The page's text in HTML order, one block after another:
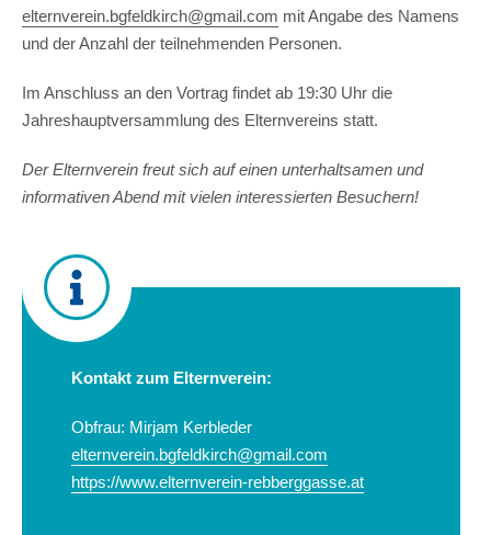
elternverein.bgfeldkirch@gmail.com mit Angabe des Namens
und der Anzahl der teilnehmenden Personen.
Im Anschluss an den Vortrag findet ab 19:30 Uhr die
Jahreshauptversammlung des Elternvereins statt.
Der Elternverein freut sich auf einen unterhaltsamen und
informativen Abend mit vielen interessierten Besuchern!
Kontakt zum Elternverein:
Obfrau: Mirjam Kerbleder
elternverein.bgfeldkirch@gmail.com
https://www.elternverein-rebberggasse.at